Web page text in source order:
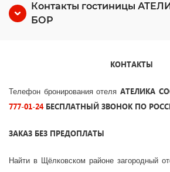
Контакты гостиницы
БОР
КОНТАКТЫ
Телефон бронирования отеля АТЕЛИКА
777-01-24БЕСПЛАТНЫЙ ЗВОНОК ПО
ЗАКАЗ БЕЗ ПРЕДОПЛАТЫ
Найти в Щёлковском районе загородный